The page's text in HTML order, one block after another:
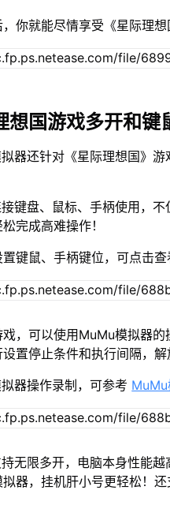
你就能尽情享受《星际理想
想国游戏多开和键
器还针对《星际理想国》
键盘、鼠标、手柄使用，
完成高难操作！
键鼠、手柄键位，可点击查
，可以使用MuMu模拟器
置停止条件和执行间隔，
器操作录制，可参考
无限多开，电脑本身性能
器，挂机肝小号更轻松！还